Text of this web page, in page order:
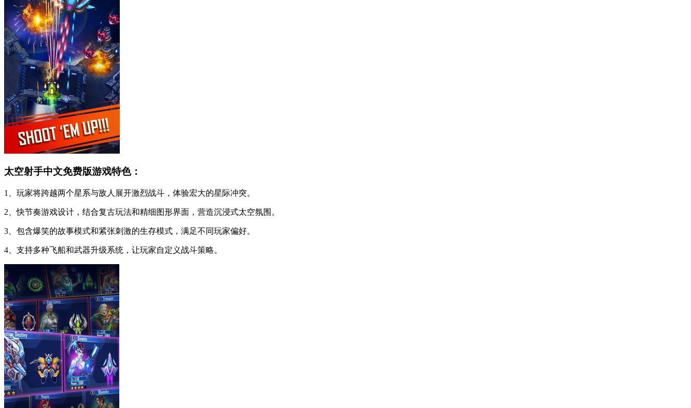
太空射手中文免费版游戏特色：
1、玩家将跨越两个星系与敌人展开激烈战斗，体验宏大的星际冲突。
2、快节奏游戏设计，结合复古玩法和精细图形界面，营造沉浸式太空氛围。
3、包含爆笑的故事模式和紧张刺激的生存模式，满足不同玩家偏好。
4、支持多种飞船和武器升级系统，让玩家自定义战斗策略。